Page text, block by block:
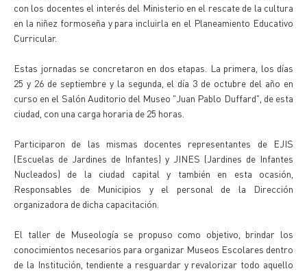
con los docentes el interés del Ministerio en el rescate de la cultura
en la niñez formoseña y para incluirla en el Planeamiento Educativo
Curricular.
Estas jornadas se concretaron en dos etapas. La primera, los días
25 y 26 de septiembre y la segunda, el día 3 de octubre del año en
curso en el Salón Auditorio del Museo "Juan Pablo Duffard", de esta
ciudad, con una carga horaria de 25 horas.
Participaron de las mismas docentes representantes de EJIS
(Escuelas de Jardines de Infantes) y JINES (Jardines de Infantes
Nucleados) de la ciudad capital y también en esta ocasión,
Responsables de Municipios y el personal de la Dirección
organizadora de dicha capacitación.
El taller de Museología se propuso como objetivo, brindar los
conocimientos necesarios para organizar Museos Escolares dentro
de la Institución, tendiente a resguardar y revalorizar todo aquello